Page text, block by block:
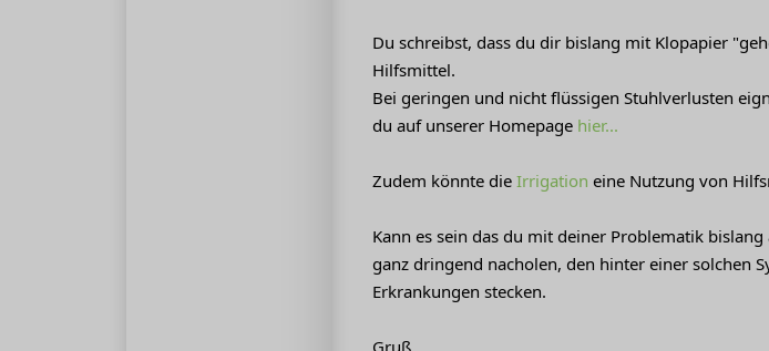
Du schreibst, dass du dir bislang mit Klopapier
Hilfsmittel.
Bei geringen und nicht flüssigen Stuhlverlusten
du auf unserer Homepage hier...
Zudem könnte die Irrigation eine Nutzung von
Kann es sein das du mit deiner Problematik
ganz dringend nacholen, den hinter einer solchen
Erkrankungen stecken.